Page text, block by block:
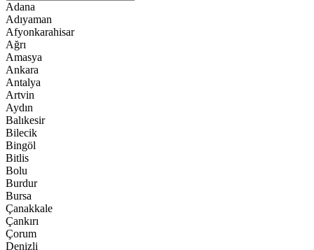
Adana
Adıyaman
Afyonkarahisar
Ağrı
Amasya
Ankara
Antalya
Artvin
Aydın
Balıkesir
Bilecik
Bingöl
Bitlis
Bolu
Burdur
Bursa
Çanakkale
Çankırı
Çorum
Denizli